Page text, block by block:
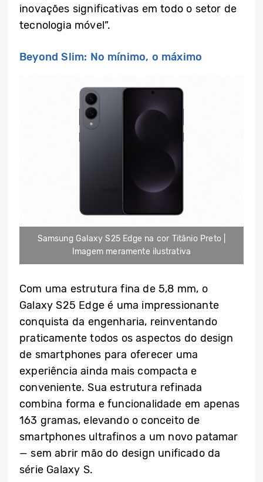
inovações significativas em todo o setor de
tecnologia móvel”.
Beyond Slim: No mínimo, o máximo
Samsung Galaxy S25 Edge na cor Titânio Preto |
Imagem meramente ilustrativa
Com uma estrutura fina de 5,8 mm, o
Galaxy S25 Edge é uma impressionante
conquista da engenharia, reinventando
praticamente todos os aspectos do design
de smartphones para oferecer uma
experiência ainda mais compacta e
conveniente. Sua estrutura refinada
combina forma e funcionalidade em apenas
163 gramas, elevando o conceito de
smartphones ultrafinos a um novo patamar
— sem abrir mão do design unificado da
série Galaxy S.